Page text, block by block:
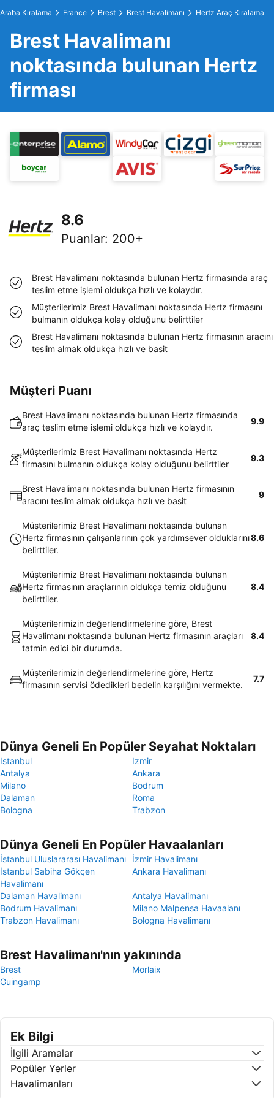
Araba Kiralama France Brest Brest Havalimanı Hertz Araç Kiralama
Brest Havalimanı
noktasında bulunan Hertz
firması
8.6
Puanlar: 200+
Brest Havalimanı noktasında bulunan Hertz firmasında araç
teslim etme işlemi oldukça hızlı ve kolaydır.
Müşterilerimiz Brest Havalimanı noktasında Hertz firmasını
bulmanın oldukça kolay olduğunu belirttiler
Brest Havalimanı noktasında bulunan Hertz firmasının aracını
teslim almak oldukça hızlı ve basit
Müşteri Puanı
Brest Havalimanı noktasında bulunan Hertz firmasında
araç teslim etme işlemi oldukça hızlı ve kolaydır.
9.9
Müşterilerimiz Brest Havalimanı noktasında Hertz
firmasını bulmanın oldukça kolay olduğunu belirttiler
9.3
Brest Havalimanı noktasında bulunan Hertz firmasının
aracını teslim almak oldukça hızlı ve basit
9
Müşterilerimiz Brest Havalimanı noktasında bulunan
Hertz firmasının çalışanlarının çok yardımsever olduklarını
belirttiler.
8.6
Müşterilerimiz Brest Havalimanı noktasında bulunan
Hertz firmasının araçlarının oldukça temiz olduğunu
belirttiler.
8.4
Müşterilerimizin değerlendirmelerine göre, Brest
Havalimanı noktasında bulunan Hertz firmasının araçları
tatmin edici bir durumda.
8.4
Müşterilerimizin değerlendirmelerine göre, Hertz
firmasının servisi ödedikleri bedelin karşılığını vermekte.
7.7
Dünya Geneli En Popüler Seyahat Noktaları
Istanbul
Izmir
Antalya
Ankara
Milano
Bodrum
Dalaman
Roma
Bologna
Trabzon
Dünya Geneli En Popüler Havaalanları
İstanbul Uluslararası Havalimanı
İzmir Havalimanı
İstanbul Sabiha Gökçen
Havalimanı
Ankara Havalimanı
Dalaman Havalimanı
Antalya Havalimanı
Bodrum Havalimanı
Milano Malpensa Havaalanı
Trabzon Havalimanı
Bologna Havalimanı
Brest Havalimanı'nın yakınında
Brest
Morlaix
Guingamp
Ek Bilgi
İlgili Aramalar
Popüler Yerler
Havalimanları